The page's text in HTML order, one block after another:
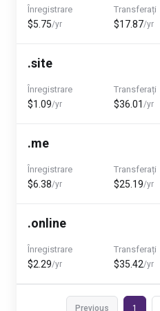
Înregistrare
$5.75/yr
Transferați
$17.87/yr
.site
Înregistrare
$1.09/yr
Transferați
$36.01/yr
.me
Înregistrare
$6.38/yr
Transferați
$25.19/yr
.online
Înregistrare
$2.29/yr
Transferați
$35.42/yr
Previous 1